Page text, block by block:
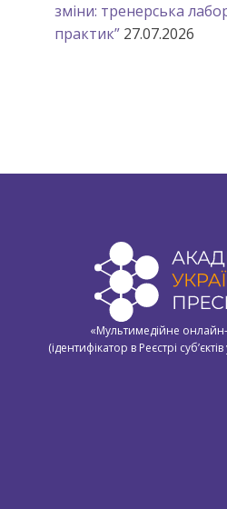
зміни: тренерська
практик” 27.07.2026
«Мультимедійне
(ідентифікатор в Реєстрі